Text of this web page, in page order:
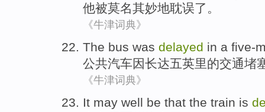
他被莫名其妙地耽误了。
《牛津词典》
The bus was delayed in a five-
公共汽车因长达五英里的交通堵
《牛津词典》
It may well be that the train is